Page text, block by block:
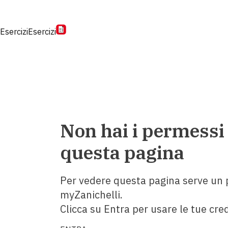
EserciziEsercizi
Non hai i
questa pagina
Per vedere questa pagina serve un
myZanichelli.
Clicca su Entra per usare le tue